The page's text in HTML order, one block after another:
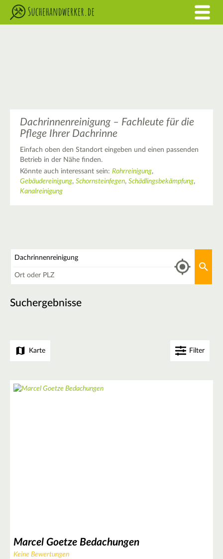
Dachrinnenreinigung – Fachleute für die
Pflege Ihrer Dachrinne
Einfach oben den Standort eingeben und einen passenden
Betrieb in der Nähe finden.
Könnte auch interessant sein: Rohrreinigung,
Gebäudereinigung, Schornsteinfegen, Schädlingsbekämpfung,
Kanalreinigung
Suchergebnisse
Karte Filter
Marcel Goetze Bedachungen
Keine Bewertungen
+